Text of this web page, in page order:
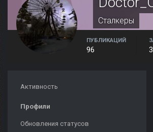
Сталкеры
ПУБЛИКАЦИЙ
96
Активность
Профили
Обновления статусов